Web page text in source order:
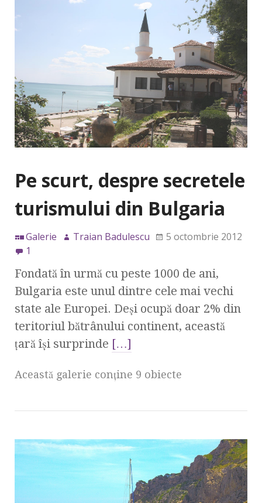
Pe scurt, despre secretele
turismului din Bulgaria
Galerie Traian Badulescu
5 octombrie 2012
1
Fondată în urmă cu peste 1000 de ani,
Bulgaria este unul dintre cele mai vechi
state ale Europei. Deşi ocupă doar 2% din
teritoriul bătrânului continent, această
ţară îşi surprinde […]
Această galerie conţine 9 obiecte